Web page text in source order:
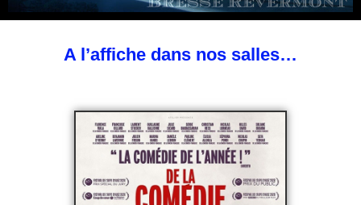
A l’affiche dans nos salles…